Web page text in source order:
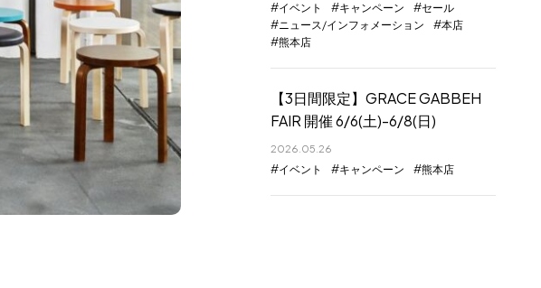
イベント キャンペーン
セール
ニュース/インフォメーション
本店
熊本店
【3日間限定】GRACE GABBEH
FAIR 開催 6/6(土)-6/8(日)
2026.05.26
イベント キャンペーン 熊本店